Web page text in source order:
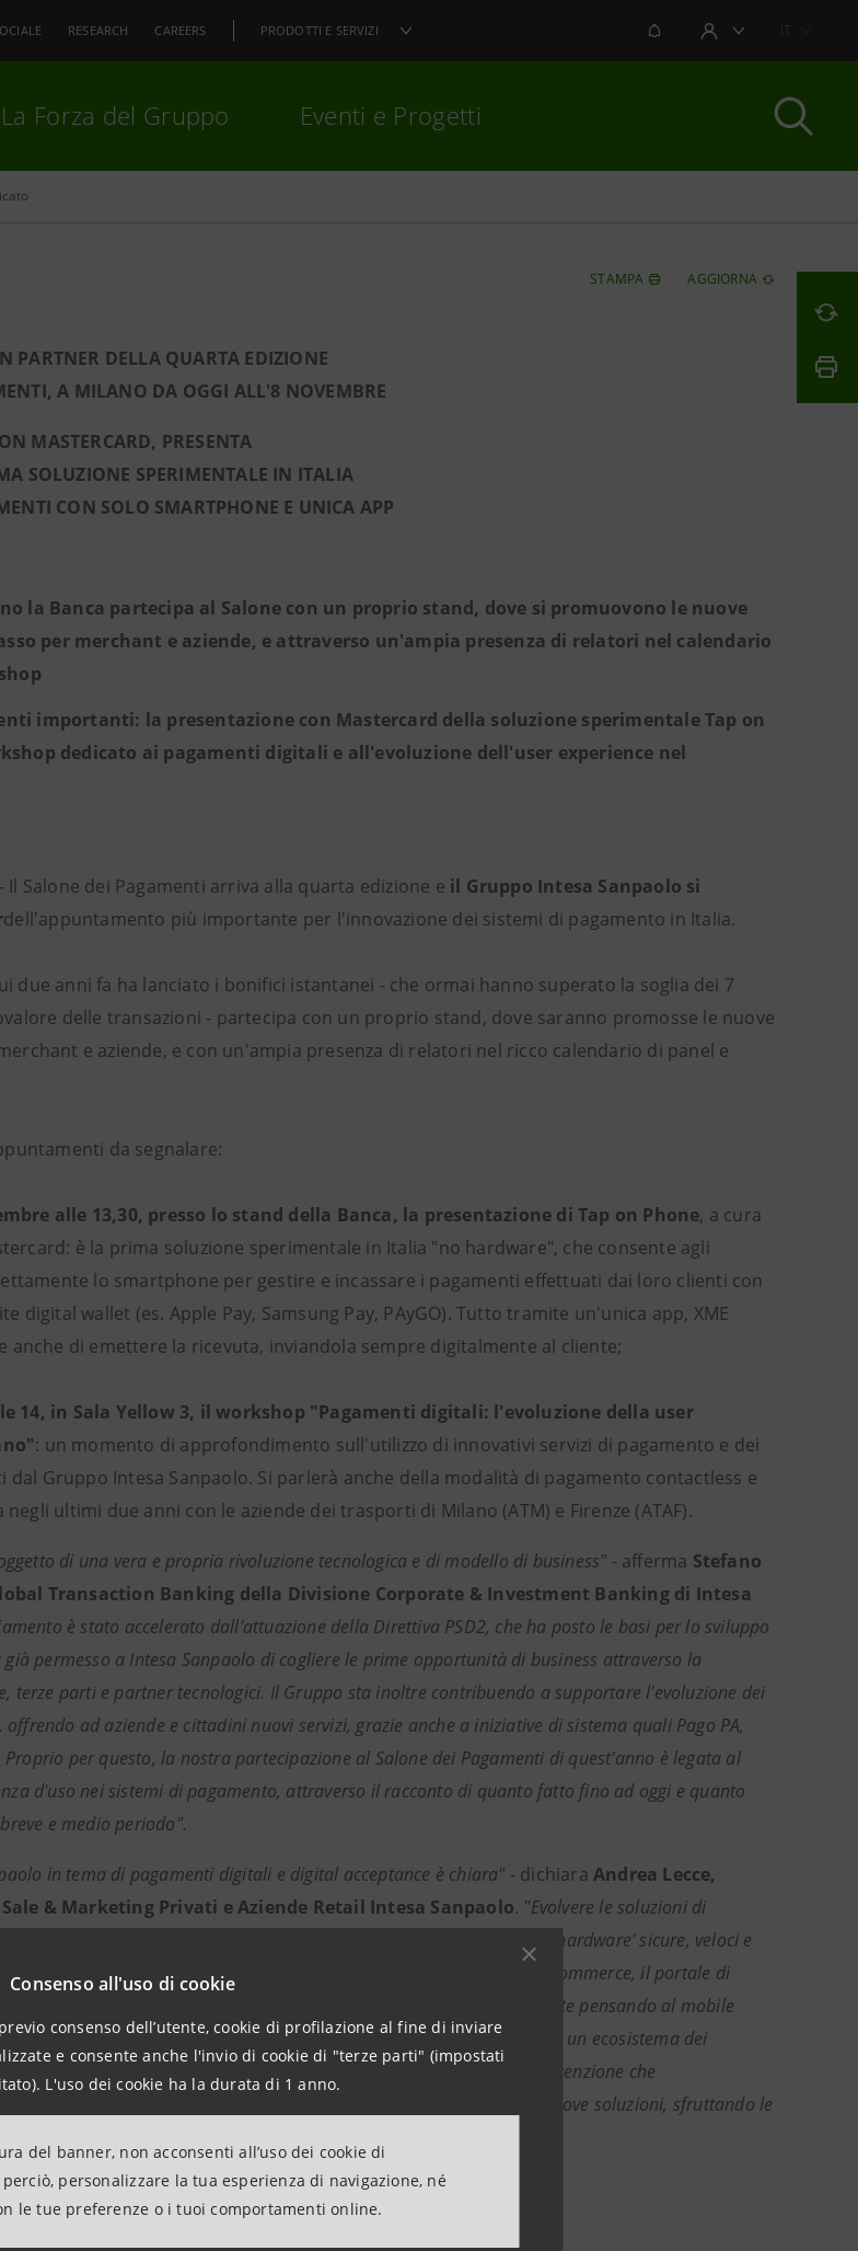
Consenso all'uso di cookie
consenso dell’utente, cookie di profilazione al fine di inviare
e consente anche l'invio di cookie di "terze parti" (impostati
L'uso dei cookie ha la durata di 1 anno.
del banner, non acconsenti all’uso dei cookie di
personalizzare la tua esperienza di navigazione, né
le tue preferenze o i tuoi comportamenti online.
RESEARCH CAREERS PRODOTTI E SERVIZI NOTIFICHEAREA UTENTE
La Forza del Gruppo Eventi e Progetti
STAMPA AGGIORNA
PARTNER DELLA QUARTA EDIZIONE
A MILANO DA OGGI ALL'8 NOVEMBRE
MASTERCARD, PRESENTA
SOLUZIONE SPERIMENTALE IN ITALIA
CON SOLO SMARTPHONE E UNICA APP
la Banca partecipa al Salone con un proprio stand, dove si promuovono le nuove
per merchant e aziende, e attraverso un'ampia presenza di relatori nel calendario
importanti: la presentazione con Mastercard della soluzione sperimentale Tap on
dedicato ai pagamenti digitali e all'evoluzione dell'user experience nel
- Il Salone dei Pagamenti arriva alla quarta edizione e il Gruppo Intesa Sanpaolo si
dell'appuntamento più importante per l'innovazione dei sistemi di pagamento in Italia.
due anni fa ha lanciato i bonifici istantanei - che ormai hanno superato la soglia dei 7
delle transazioni - partecipa con un proprio stand, dove saranno promosse le nuove
e aziende, e con un'ampia presenza di relatori nel ricco calendario di panel e
da segnalare:
alle 13,30, presso lo stand della Banca, la presentazione di Tap on Phone, a cura
è la prima soluzione sperimentale in Italia "no hardware", che consente agli
lo smartphone per gestire e incassare i pagamenti effettuati dai loro clienti con
digital wallet (es. Apple Pay, Samsung Pay, PAyGO). Tutto tramite un'unica app, XME
anche di emettere la ricevuta, inviandola sempre digitalmente al cliente;
14, in Sala Yellow 3, il workshop "Pagamenti digitali: l'evoluzione della user
: un momento di approfondimento sull'utilizzo di innovativi servizi di pagamento e dei
dal Gruppo Intesa Sanpaolo. Si parlerà anche della modalità di pagamento contactless e
ultimi due anni con le aziende dei trasporti di Milano (ATM) e Firenze (ATAF).
di una vera e propria rivoluzione tecnologica e di modello di business" - afferma Stefano
Transaction Banking della Divisione Corporate & Investment Banking di Intesa
è stato accelerato dall'attuazione della Direttiva PSD2, che ha posto le basi per lo sviluppo
permesso a Intesa Sanpaolo di cogliere le prime opportunità di business attraverso la
terze parti e partner tecnologici. Il Gruppo sta inoltre contribuendo a supportare l'evoluzione dei
ad aziende e cittadini nuovi servizi, grazie anche a iniziative di sistema quali Pago PA,
Proprio per questo, la nostra partecipazione al Salone dei Pagamenti di quest'anno è legata al
d'uso nei sistemi di pagamento, attraverso il racconto di quanto fatto fino ad oggi e quanto
e medio periodo".
in tema di pagamenti digitali e digital acceptance è chiara" - dichiaraAndrea Lecce,
& Marketing Privati e Aziende Retail Intesa Sanpaolo. "Evolvere le soluzioni di
in un'ottica di semplificazione, con l'obiettivo di fornire soluzioni ‘no hardware' sicure, veloci e
che stiamo lanciando per gli esercenti - l'app, la gestione dell'e-commerce, il portale di
di strumenti di pagamento, tradizionali e digitali, sono state sviluppate pensando al mobile
con i clienti. Insieme consentono di supportare la creazione di un ecosistema dei
di consumatori ed esercenti. È una prova tangibile dell'attenzione che
alla soddisfazione dei nostri clienti, attraverso la proposta di sempre nuove soluzioni, sfruttando le